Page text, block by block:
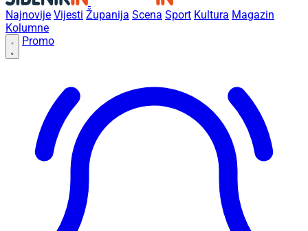
Najnovije Vijesti Županija Scena Sport Kultura Magazin
Kolumne
Promo